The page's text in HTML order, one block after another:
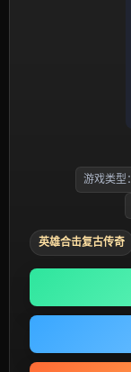
游戏类型
英雄合击复古传奇